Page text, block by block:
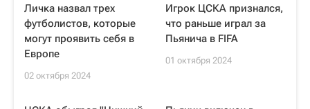
Личка назвал трех
футболистов, которые
могут проявить себя в
Европе
02 октября 2024
Игрок ЦСКА признался,
что раньше играл за
Пьянича в FIFA
01 октября 2024